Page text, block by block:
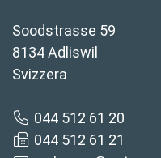
Soodstrasse 59
8134 Adliswil
Svizzera
044 512 61 20
044 512 61 21